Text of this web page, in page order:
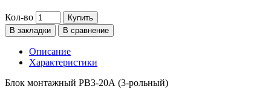
Кол-во
Купить
В закладки
В сравнение
Описание
Характеристики
Блок монтажный РВ3-20А (3-рольный)